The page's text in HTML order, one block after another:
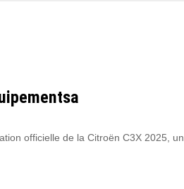
officielle de la Citroën C3X 2025, un